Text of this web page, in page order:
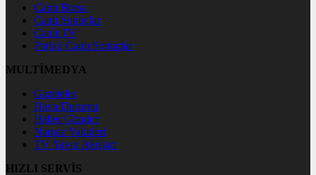
Canlı Borsa
Canlı Sonuçlar
Canlı TV
Futbol Canlı Sonuçlar
MULTİMEDYA
Gazeteler
Hava Durumu
Haber Gönder
Namaz Vakitleri
TV Yayın Akışları
HIZLI SERVİS